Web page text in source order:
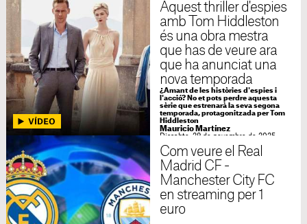
Aquest thriller d'espies
amb Tom Hiddleston
és una obra mestra
que has de veure ara
que ha anunciat una
nova temporada
¿Amant de les històries d'espies i
l'acció? No et pots perdre aquesta
sèrie que estrenarà la seva segona
temporada, protagonitzada per Tom
Hiddleston
Mauricio Martínez
Dissabte, 29 de novembre de 2025 -
Com veure el Real
Madrid CF -
Manchester City FC
en streaming per 1
euro